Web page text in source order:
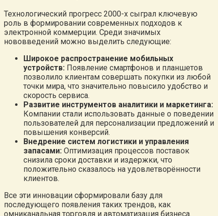
Технологический прогресс 2000-х сыграл ключевую
роль в формировании современных подходов к
электронной коммерции. Среди значимых
нововведений можно выделить следующие:
Широкое распространение мобильных
устройств: Появление смартфонов и планшетов
позволило клиентам совершать покупки из любой
точки мира, что значительно повысило удобство и
скорость сервиса.
Развитие инструментов аналитики и маркетинга:
Компании стали использовать данные о поведении
пользователей для персонализации предложений и
повышения конверсий.
Внедрение систем логистики и управления
запасами: Оптимизация процессов поставок
снизила сроки доставки и издержки, что
положительно сказалось на удовлетворённости
клиентов.
Все эти инновации сформировали базу для
последующего появления таких трендов, как
омниканальная торговля и автоматизация бизнеса.